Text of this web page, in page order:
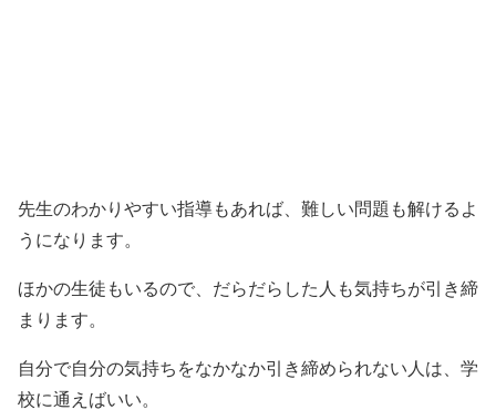
先生のわかりやすい指導もあれば、難しい問題も解けるよ
うになります。
ほかの生徒もいるので、だらだらした人も気持ちが引き締
まります。
自分で自分の気持ちをなかなか引き締められない人は、学
校に通えばいい。